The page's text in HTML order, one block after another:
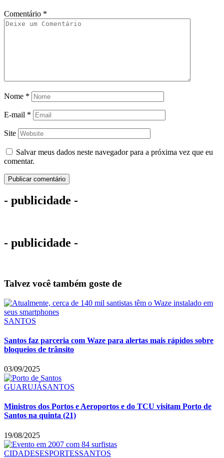
Comentário *
Nome *
E-mail *
Site
Salvar meus dados neste navegador para a próxima vez que eu
comentar.
- publicidade -
- publicidade -
Talvez você também goste de
SANTOS
Santos faz parceria com Waze para alertas mais rápidos sobre
bloqueios de trânsito
03/09/2025
GUARUJÁSANTOS
Ministros dos Portos e Aeroportos e do TCU visitam Porto de
Santos na quinta (21)
19/08/2025
CIDADESESPORTESSANTOS